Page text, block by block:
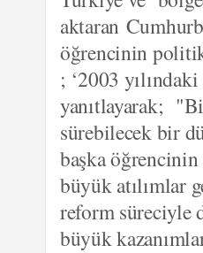
aktaran
öğrencinin
; ‘2003
yanıtlayarak;
sürebilecek bir
başka
büyük atılımlar
reform süreciyle
büyük